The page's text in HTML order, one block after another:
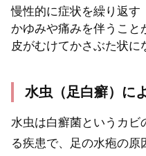
慢性的に症状を繰り返す
かゆみや痛みを伴うこと
皮がむけてかさぶた状に
水虫（足白癬）に
水虫は白癬菌というカビ
る疾患で、足の水疱の原